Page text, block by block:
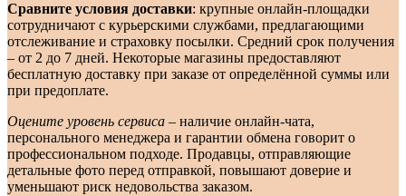
Сравните условия доставки: крупные онлайн-площадки
сотрудничают с курьерскими службами, предлагающими
отслеживание и страховку посылки. Средний срок получения
– от 2 до 7 дней. Некоторые магазины предоставляют
бесплатную доставку при заказе от определённой суммы или
при предоплате.
Оцените уровень сервиса – наличие онлайн-чата,
персонального менеджера и гарантии обмена говорит о
профессиональном подходе. Продавцы, отправляющие
детальные фото перед отправкой, повышают доверие и
уменьшают риск недовольства заказом.